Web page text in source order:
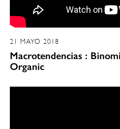
21 MAYO 2018
Macrotendencias :
Organic